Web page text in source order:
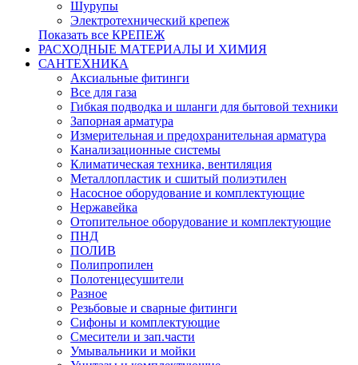
Шурупы
Электротехнический крепеж
Показать все КРЕПЕЖ
РАСХОДНЫЕ МАТЕРИАЛЫ И ХИМИЯ
САНТЕХНИКА
Аксиальные фитинги
Все для газа
Гибкая подводка и шланги для бытовой техники
Запорная арматура
Измерительная и предохранительная арматура
Канализационные системы
Климатическая техника, вентиляция
Металлопластик и сшитый полиэтилен
Насосное оборудование и комплектующие
Нержавейка
Отопительное оборудование и комплектующие
ПНД
ПОЛИВ
Полипропилен
Полотенцесушители
Разное
Резьбовые и сварные фитинги
Сифоны и комплектующие
Смесители и зап.части
Умывальники и мойки